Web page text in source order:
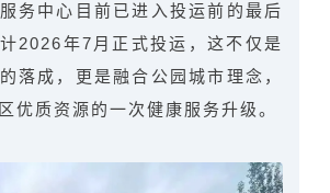
务中心目前已进入投运前的最后
2026年7月正式投运，这不仅是
落成，更是融合公园城市理念，
优质资源的一次健康服务升级。